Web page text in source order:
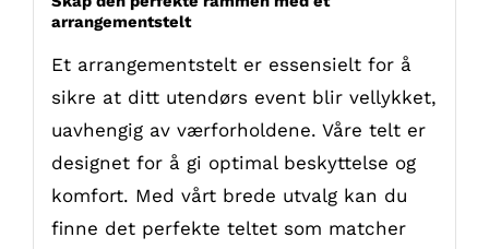
arrangementstelt
Et arrangementstelt er essensielt for å
sikre at ditt utendørs event blir vellykket,
uavhengig av værforholdene. Våre telt er
designet for å gi optimal beskyttelse og
komfort. Med vårt brede utvalg kan du
finne det perfekte teltet som matcher